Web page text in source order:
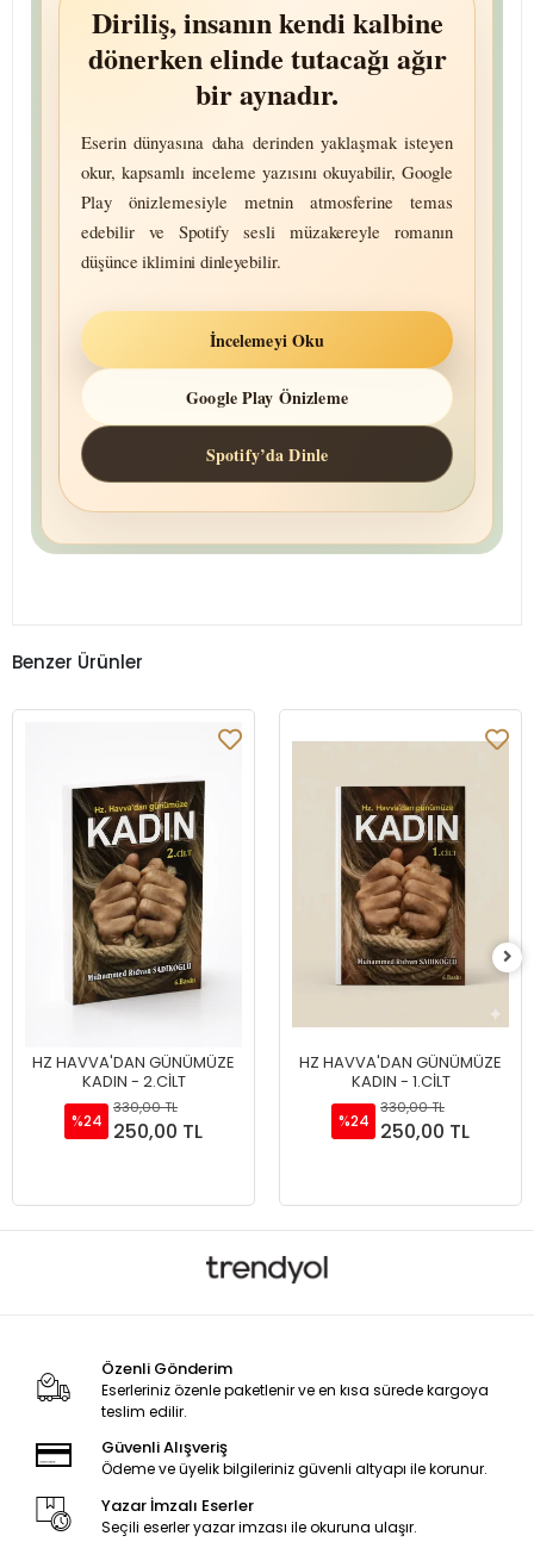
Diriliş, insanın kendi kalbine
dönerken elinde tutacağı ağır
bir aynadır.
Eserin dünyasına daha derinden yaklaşmak isteyen
okur, kapsamlı inceleme yazısını okuyabilir, Google
Play önizlemesiyle metnin atmos­ferine temas
edebilir ve Spotify sesli müzakereyle romanın
düşünce iklimini dinleyebilir.
İncelemeyi Oku
Google Play Önizleme
Spotify’da Dinle
Benzer Ürünler
HZ HAVVA'DAN GÜNÜMÜZE
KADIN - 2.CİLT
%24
330,00 TL
250,00 TL
HZ HAVVA'DAN GÜNÜMÜZE
KADIN - 1.CİLT
%24
330,00 TL
250,00 TL
Özenli Gönderim
Eserleriniz özenle paketlenir ve en kısa sürede kargoya
teslim edilir.
Güvenli Alışveriş
Ödeme ve üyelik bilgileriniz güvenli altyapı ile korunur.
Yazar İmzalı Eserler
Seçili eserler yazar imzası ile okuruna ulaşır.